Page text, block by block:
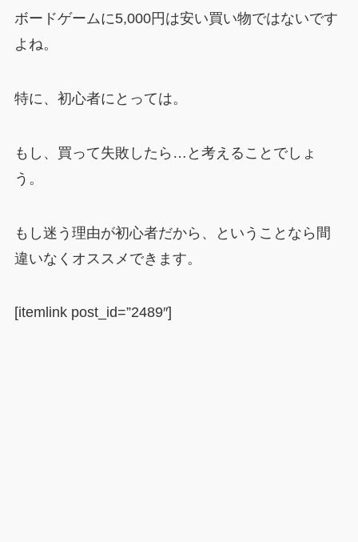
ボードゲームに5,000円は安い買い物ではないです
よね。
特に、初心者にとっては。
もし、買って失敗したら…と考えることでしょ
う。
もし迷う理由が初心者だから、ということなら間
違いなくオススメできます。
[itemlink post_id=”2489″]